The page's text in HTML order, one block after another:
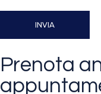
Prenota